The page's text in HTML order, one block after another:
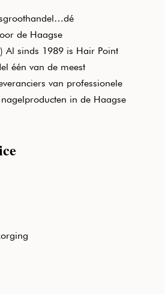
de Haagse
Al sinds 1989 is Hair Point
één van de meest
van professionele
in de Haagse